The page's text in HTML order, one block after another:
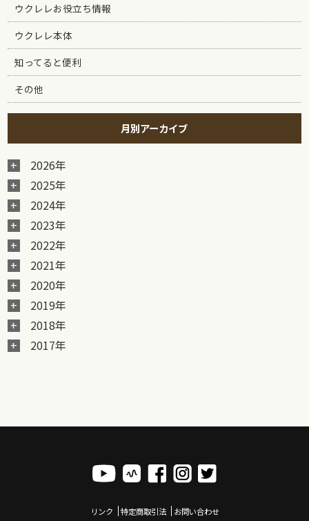
ウクレレお役立ち情報
ウクレレ本体
知ってると便利
その他
月別アーカイブ
2026年
2025年
2024年
2023年
2022年
2021年
2020年
2019年
2018年
2017年
リンク 特定商取引法 お問い合わせ